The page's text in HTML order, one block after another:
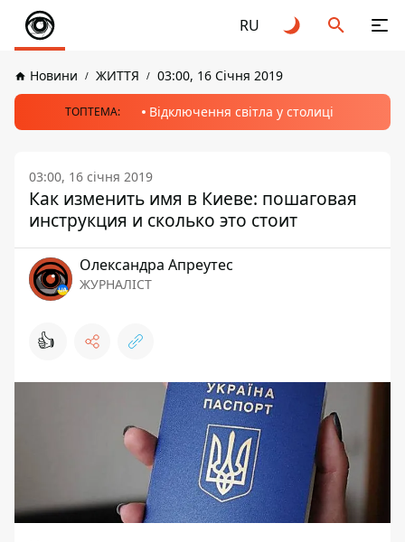
RU
Новини ЖИТТЯ 03:00, 16 Січня 2019
ТОПТЕМА: Відключення світла у столиці
03:00, 16 січня 2019
Как изменить имя в Киеве: пошаговая
инструкция и сколько это стоит
Олександра Апреутес
ЖУРНАЛІСТ
👍